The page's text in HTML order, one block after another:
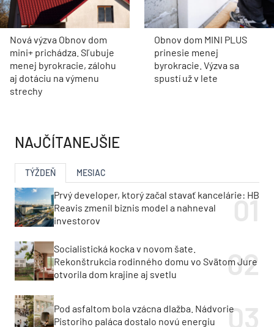
Nová výzva Obnov dom
mini+ prichádza. Sľubuje
menej byrokracie, zálohu
aj dotáciu na výmenu
strechy
Obnov dom MINI PLUS
prinesie menej
byrokracie. Výzva sa
spustí už v lete
NAJČÍTANEJŠIE
TÝŽDEŇ MESIAC
Prvý developer, ktorý začal stavať kancelárie: HB
Reavis zmenil biznis model a nahneval
investorov
Socialistická kocka v novom šate.
Rekonštrukcia rodinného domu vo Svätom Jure
otvorila dom krajine aj svetlu
Pod asfaltom bola vzácna dlažba. Nádvorie
Pistoriho paláca dostalo novú energiu